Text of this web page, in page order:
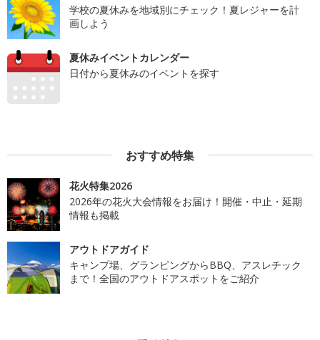
学校の夏休みを地域別にチェック！夏レジャーを計
画しよう
夏休みイベントカレンダー
日付から夏休みのイベントを探す
おすすめ特集
花火特集2026
2026年の花火大会情報をお届け！開催・中止・延期
情報も掲載
アウトドアガイド
キャンプ場、グランピングからBBQ、アスレチック
まで！全国のアウトドアスポットをご紹介